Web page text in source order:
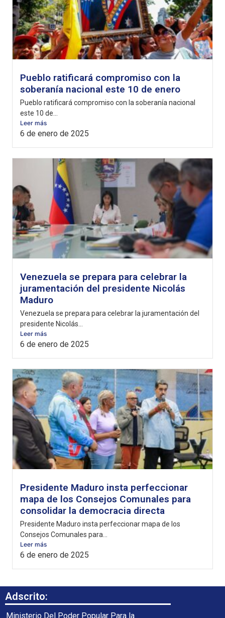
Pueblo ratificará compromiso con la
soberanía nacional este 10 de enero
Pueblo ratificará compromiso con la soberanía nacional
este 10 de...
Leer más
6 de enero de 2025
Venezuela se prepara para celebrar la
juramentación del presidente Nicolás
Maduro
Venezuela se prepara para celebrar la juramentación del
presidente Nicolás...
Leer más
6 de enero de 2025
Presidente Maduro insta perfeccionar
mapa de los Consejos Comunales para
consolidar la democracia directa
Presidente Maduro insta perfeccionar mapa de los
Consejos Comunales para...
Leer más
6 de enero de 2025
Adscrito:
Ministerio Del Poder Popular Para la